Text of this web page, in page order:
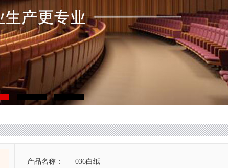
产品名称： 036白纸